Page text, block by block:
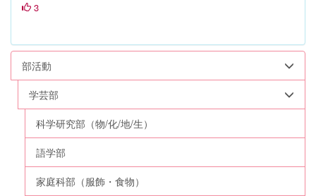
3
部活動
学芸部
科学研究部（物/化/地/生）
語学部
家庭科部（服飾・食物）